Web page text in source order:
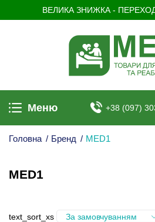
ВЕЛИКА ЗНИЖКА -
Меню +38 (097)
Головна / Бренд / MED1
MED1
text_sort_xs За замовчуванням